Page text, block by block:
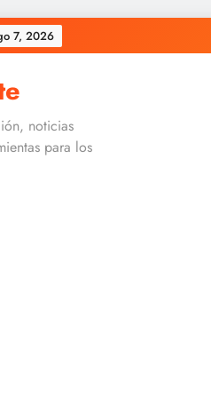
7, 2026
noticias
para los